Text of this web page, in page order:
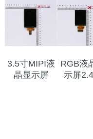
3.5寸MIPI液
晶显示屏
RGB液
示屏